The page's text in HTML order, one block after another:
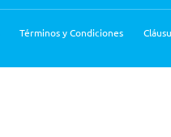
Términos y Condiciones